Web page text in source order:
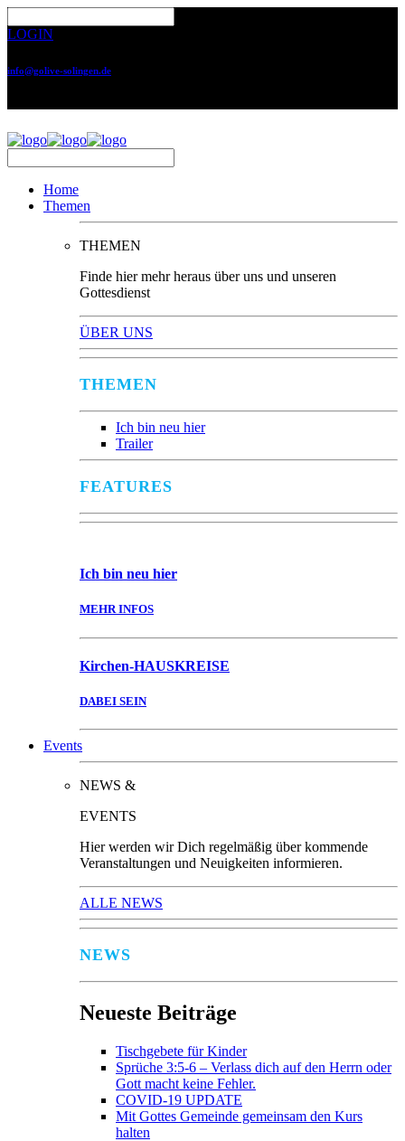
LOGIN
info@golive-solingen.de
Home
Themen
THEMEN
Finde hier mehr heraus über uns und unseren
Gottesdienst
ÜBER UNS
THEMEN
Ich bin neu hier
Trailer
FEATURES
Ich bin neu hier
MEHR INFOS
Kirchen-HAUSKREISE
DABEI SEIN
Events
NEWS &
EVENTS
Hier werden wir Dich regelmäßig über kommende
Veranstaltungen und Neuigkeiten informieren.
ALLE NEWS
NEWS
Neueste Beiträge
Tischgebete für Kinder
Sprüche 3:5-6 – Verlass dich auf den Herrn oder
Gott macht keine Fehler.
COVID-19 UPDATE
Mit Gottes Gemeinde gemeinsam den Kurs
halten